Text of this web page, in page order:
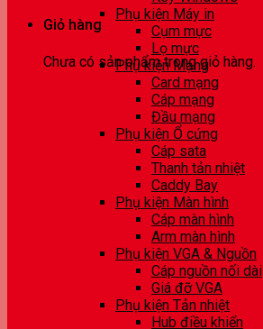
Giỏ hàng
Chưa có sản phẩm trong giỏ hàng.
Phụ kiện Máy in
Cụm mực
Lọ mực
Phụ kiện Mạng
Card mạng
Cáp mạng
Đầu mạng
Phụ kiện Ổ cứng
Cáp sata
Thanh tản nhiệt
Caddy Bay
Phụ kiện Màn hình
Cáp màn hình
Arm màn hình
Phụ kiện VGA & Nguồn
Cáp nguồn nối dài
Giá đỡ VGA
Phụ kiện Tản nhiệt
Hub điều khiển